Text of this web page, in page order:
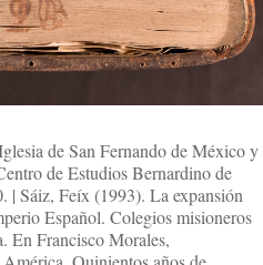
de San Fernando de México y
de Estudios Bernardino de
| Sáiz, Feíx (1993). La expansión
Español. Colegios misioneros
En Francisco Morales,